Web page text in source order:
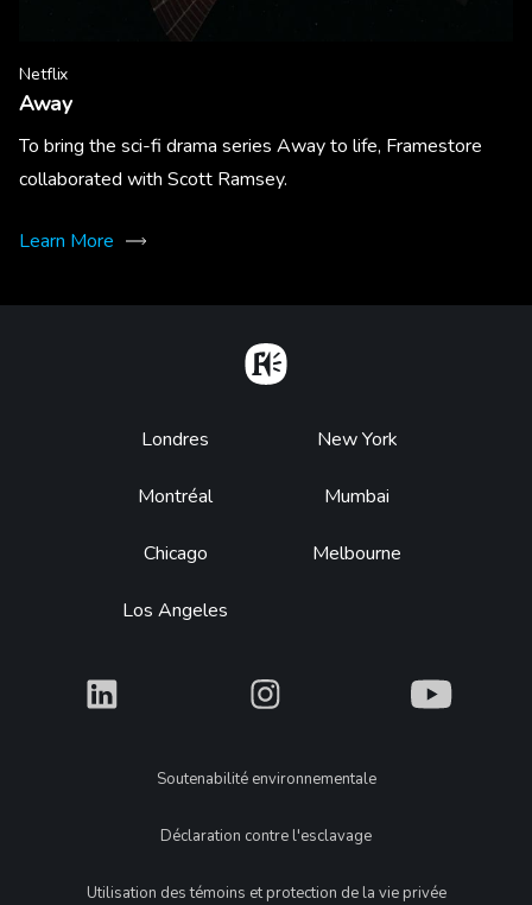
Netflix
Away
To bring the sci-fi drama series Away to life, Framestore
collaborated with Scott Ramsey.
Learn More
Footer
Londres
Montréal
Chicago
Los Angeles
New York
Mumbai
Melbourne
What What What
LegalSoutenabilité environnementale
Déclaration contre l'esclavage
Utilisation des témoins et protection de la vie privée